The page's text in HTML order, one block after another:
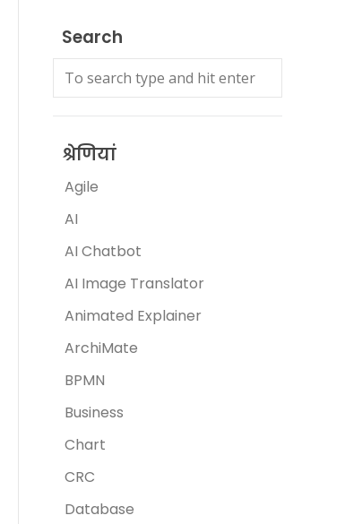
Search
श्रेणियां
Agile
AI
AI Chatbot
AI Image Translator
Animated Explainer
ArchiMate
BPMN
Business
Chart
CRC
Database